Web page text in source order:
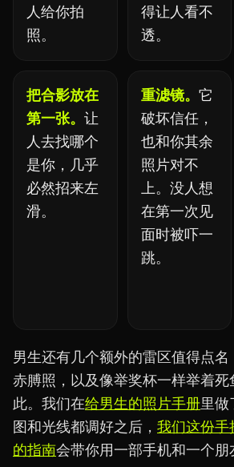
人给你拍
照。
得让人看不
透。
把合影放在
第一张。 让
人去找哪个
是你，几乎
必然招来左
滑。
重滤镜。 它
破坏信任，
也和你其余
照片对不
上。没人想
在第一次见
面时被吓一
跳。
男生还有几个额外的雷区值得点
赤膊照，以及像举奖杯一样举着死
此。我们在给男生的照片手册里做
图和光线都调好之后， 我们这份手
的指南会带你用一部手机和一个朋